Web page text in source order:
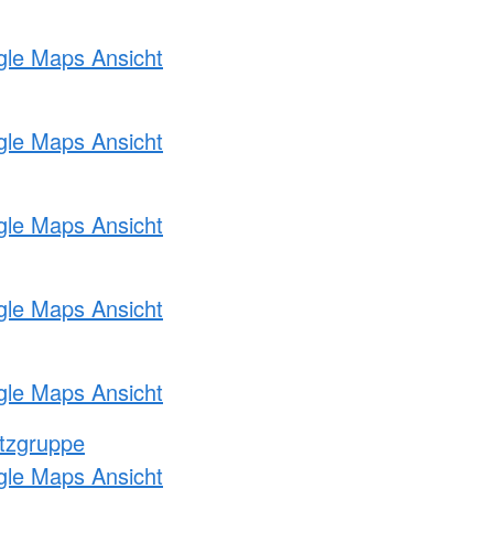
Maps Ansicht
Maps Ansicht
Maps Ansicht
Maps Ansicht
Maps Ansicht
Maps Ansicht